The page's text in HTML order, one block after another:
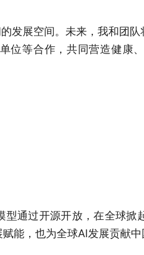
展空间。未来，我和团队
位等合作，共同营造健康
通过开源开放，在全球掀
能，也为全球AI发展贡献中